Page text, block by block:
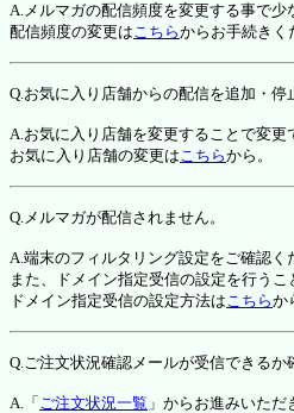
A.メルマガの配信頻度を変更する事で少
配信頻度の変更はこちらからお手続きく
Q.お気に入り店舗からの配信を追加・停
A.お気に入り店舗を変更することで変更
お気に入り店舗の変更はこちらから。
Q.メルマガが配信されません。
A.端末のフィルタリング設定をご確認く
また、ドメイン指定受信の設定を行うこ
ドメイン指定受信の設定方法はこちらか
Q.ご注文状況確認メールが受信できるか
A.「 ご注文状況一覧 」からお進みいただ